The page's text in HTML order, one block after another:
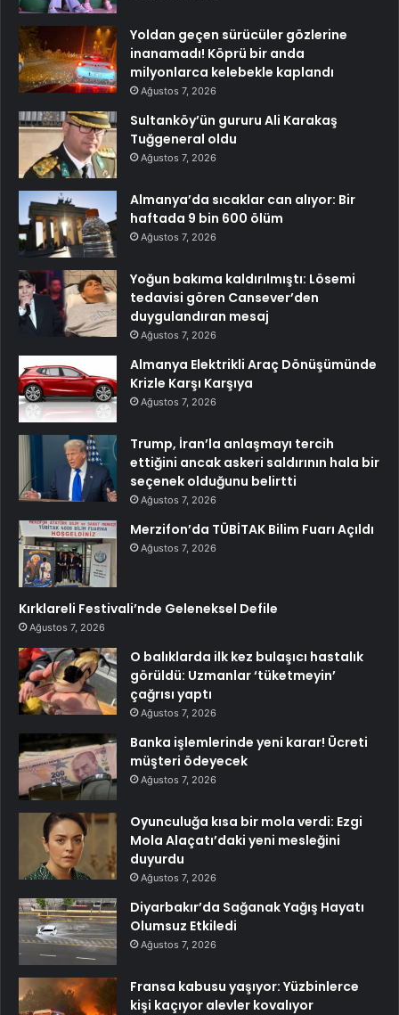
Yoldan geçen sürücüler gözlerine
inanamadı! Köprü bir anda
milyonlarca kelebekle kaplandı
Ağustos 7, 2026
Sultanköy’ün gururu Ali Karakaş
Tuğgeneral oldu
Ağustos 7, 2026
Almanya’da sıcaklar can alıyor: Bir
haftada 9 bin 600 ölüm
Ağustos 7, 2026
Yoğun bakıma kaldırılmıştı: Lösemi
tedavisi gören Cansever’den
duygulandıran mesaj
Ağustos 7, 2026
Almanya Elektrikli Araç Dönüşümünde
Krizle Karşı Karşıya
Ağustos 7, 2026
Trump, İran’la anlaşmayı tercih
ettiğini ancak askeri saldırının hala bir
seçenek olduğunu belirtti
Ağustos 7, 2026
Merzifon’da TÜBİTAK Bilim Fuarı Açıldı
Ağustos 7, 2026
Kırklareli Festivali’nde Geleneksel Defile
Ağustos 7, 2026
O balıklarda ilk kez bulaşıcı hastalık
görüldü: Uzmanlar ‘tüketmeyin’
çağrısı yaptı
Ağustos 7, 2026
Banka işlemlerinde yeni karar! Ücreti
müşteri ödeyecek
Ağustos 7, 2026
Oyunculuğa kısa bir mola verdi: Ezgi
Mola Alaçatı’daki yeni mesleğini
duyurdu
Ağustos 7, 2026
Diyarbakır’da Sağanak Yağış Hayatı
Olumsuz Etkiledi
Ağustos 7, 2026
Fransa kabusu yaşıyor: Yüzbinlerce
kişi kaçıyor alevler kovalıyor